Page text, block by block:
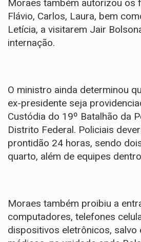
Moraes também autorizou os
Flávio, Carlos, Laura, bem
Letícia, a visitarem Jair
internação.
O ministro ainda determinou
ex-presidente seja
Custódia do 19º Batalhão da
Distrito Federal. Policiais
prontidão 24 horas, sendo
quarto, além de equipes
Moraes também proibiu a
computadores, telefones
dispositivos eletrônicos, salvo